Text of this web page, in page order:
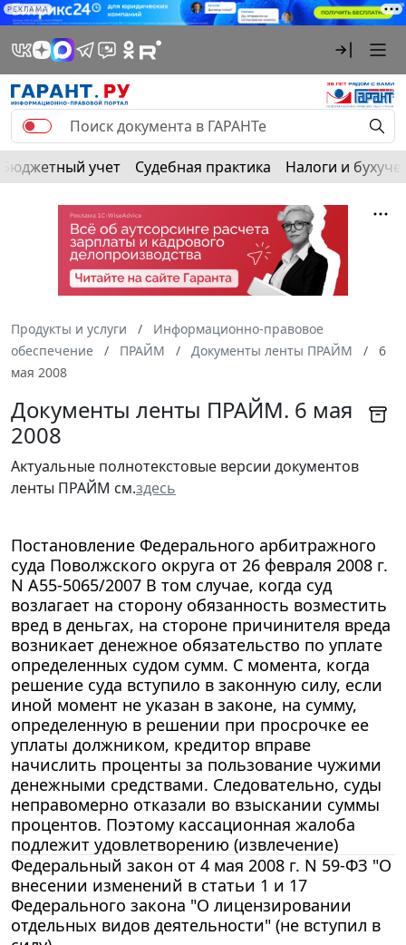
РЕКЛАМА
Бюджетный учет Судебная практика Налоги и
Продукты и услуги
Информационно-правовое
обеспечение
ПРАЙМ Документы ленты ПРАЙМ
6
мая 2008
Документы ленты ПРАЙМ. 6 мая
2008
Актуальные полнотекстовые версии документов
ленты ПРАЙМ см.здесь
Постановление Федерального арбитражного
суда Поволжского округа от 26 февраля 2008 г.
N А55-5065/2007 В том случае, когда суд
возлагает на сторону обязанность возместить
вред в деньгах, на стороне причинителя вреда
возникает денежное обязательство по уплате
определенных судом сумм. С момента, когда
решение суда вступило в законную силу, если
иной момент не указан в законе, на сумму,
определенную в решении при просрочке ее
уплаты должником, кредитор вправе
начислить проценты за пользование чужими
денежными средствами. Следовательно, суды
неправомерно отказали во взыскании суммы
процентов. Поэтому кассационная жалоба
подлежит удовлетворению (извлечение)
Федеральный закон от 4 мая 2008 г. N 59-ФЗ "О
внесении изменений в статьи 1 и 17
Федерального закона "О лицензировании
отдельных видов деятельности" (не вступил в